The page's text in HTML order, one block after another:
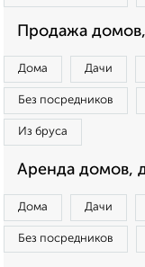
Продажа
Дома Дачи
Без посредников
Из бруса
Аренда домов,
Дома Дачи
Без посредников